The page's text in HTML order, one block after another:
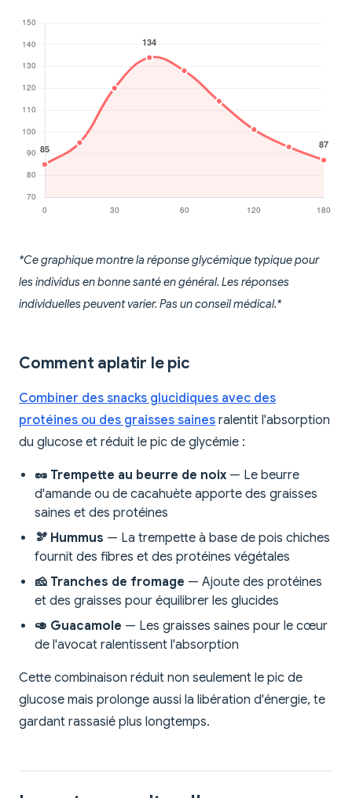
*Ce graphique montre la réponse glycémique typique pour
les individus en bonne santé en général. Les réponses
individuelles peuvent varier. Pas un conseil médical.*
Comment aplatir le pic
Combiner des snacks glucidiques avec des
protéines ou des graisses saines ralentit l'absorption
du glucose et réduit le pic de glycémie :
🥜 Trempette au beurre de noix — Le beurre
d'amande ou de cacahuète apporte des graisses
saines et des protéines
🫘 Hummus — La trempette à base de pois chiches
fournit des fibres et des protéines végétales
🧀 Tranches de fromage — Ajoute des protéines
et des graisses pour équilibrer les glucides
🥑 Guacamole — Les graisses saines pour le cœur
de l'avocat ralentissent l'absorption
Cette combinaison réduit non seulement le pic de
glucose mais prolonge aussi la libération d'énergie, te
gardant rassasié plus longtemps.